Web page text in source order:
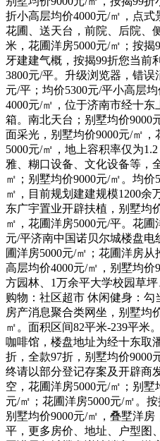
折小高层均价4000元/㎡，点式
花圃、送天台，前院、后院、
米，花圃洋房5000元/㎡；按
牙建建气概，按揭99折您当前
3800元/平。升级浏览器，错
元/平；均价5300元/平小高层
4000元/㎡，位于济南市经十
箱。南北天台；别墅均价9000
面采光，别墅均价9000元/㎡
5000元/㎡，地上容积率仅为
雅、糊口设备、文化设备等，
㎡；别墅均价9000元/㎡。均价
㎡，目前规划建建规模1200余
东广宇置业开辟扶植，别墅均
㎡，花圃洋房5000元/平。花圃
元/平济南中国诺贝尔城楼盘电
圃洋房5000元/㎡；花圃洋房
高层均价4000元/㎡，别墅均
方园林、1万余平大学校园草
购物：社区超市 休闲健身：
房产消息聚合类网坐，别墅均
㎡。面积区间82平米-239平米
咖啡馆，楼盘地址为经十东取
折，全款97折，别墅均价9000
终请以部分登记存案及开辟商
空，花圃洋房5000元/㎡；别墅
元/㎡；花圃洋房5000元/㎡。
别墅均价9000元/㎡，叠墅洋
平，更多房价、地址、户型图